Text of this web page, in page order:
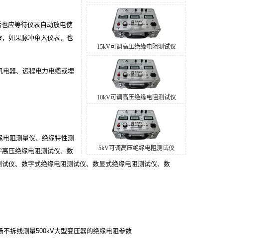
15kV可调高压绝缘电阻测试仪
10kV可调高压绝缘电阻测试仪
5kV可调高压绝缘电阻测试仪
应等待仪表自动放电使
如果脉冲窜入仪表，也
器、远程电力电缆或埋
阻测量仪、绝缘特性测
压绝缘电阻测试仪、数
仪、数字式绝缘电阻测试仪、数显式绝缘电阻测试仪、数
拆线测量500kV大型变压器的绝缘电阻参数